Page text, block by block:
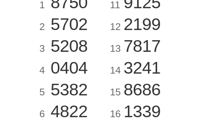
1
2 5702
3 5208
4 0404
5 5382
6 4822
11
12 2199
13 7817
14 3241
15 8686
16 1339